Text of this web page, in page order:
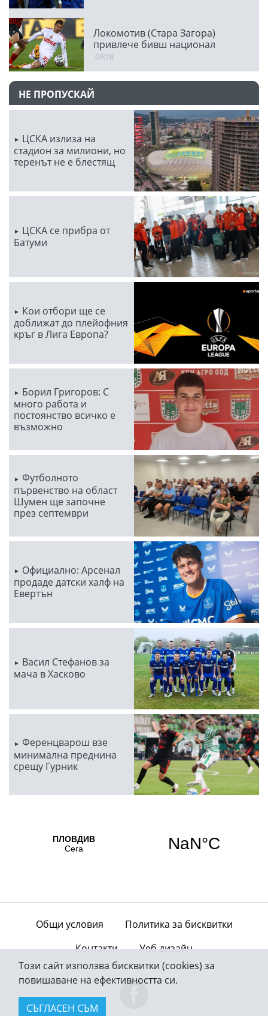
Локомотив (Стара Загора)
привлече бивш национал
09:18
НЕ ПРОПУСКАЙ
ЦСКА излиза на
стадион за милиони, но
теренът не е блестящ
ЦСКА се прибра от
Батуми
Кои отбори ще се
доближат до плейофния
кръг в Лига Европа?
Борил Григоров: С
много работа и
постоянство всичко е
възможно
Футболното
първенство на област
Шумен ще започне
през септември
Официално: Арсенал
продаде датски халф на
Евертън
Васил Стефанов за
мача в Хасково
Ференцварош взе
минимална преднина
срещу Гурник
Общи условия
Политика за бисквитки
Контакти
Уеб дизайн
Този сайт използва бисквитки (cookies) за
повишаване на ефективността си.
СЪГЛАСЕН СЪМ